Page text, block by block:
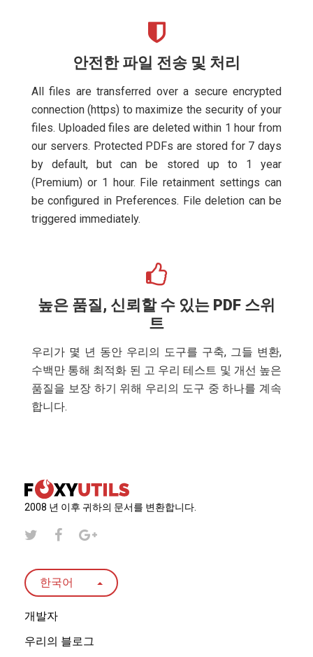
안전한 파일 전송 및 처리
All files are transferred over a secure encrypted
connection (https) to maximize the security of your
files. Uploaded files are deleted within 1 hour from
our servers. Protected PDFs are stored for 7 days
by default, but can be stored up to 1 year
(Premium) or 1 hour. File retainment settings can
be configured in Preferences. File deletion can be
triggered immediately.
높은 품질, 신뢰할 수 있는 PDF 스위
트
우리가 몇 년 동안 우리의 도구를 구축, 그들 변환,
수백만 통해 최적화 된 고 우리 테스트 및 개선 높은
품질을 보장 하기 위해 우리의 도구 중 하나를 계속
합니다.
2008 년 이후 귀하의 문서를 변환합니다.
한국어
개발자
우리의 블로그